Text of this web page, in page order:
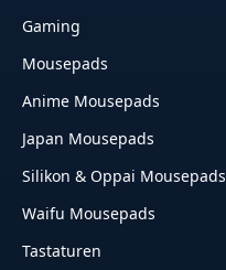
Gaming
Mousepads
Anime Mousepads
Japan Mousepads
Silikon & Oppai Mousepads
Waifu Mousepads
Tastaturen